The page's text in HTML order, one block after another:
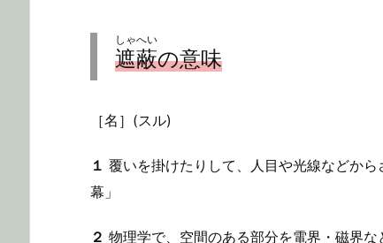
遮蔽
しゃへい
の意味
［名］(スル)
１ 覆いを掛けたりして、人目や光線などか
幕」
２ 物理学で、空間のある部分を電界・磁界